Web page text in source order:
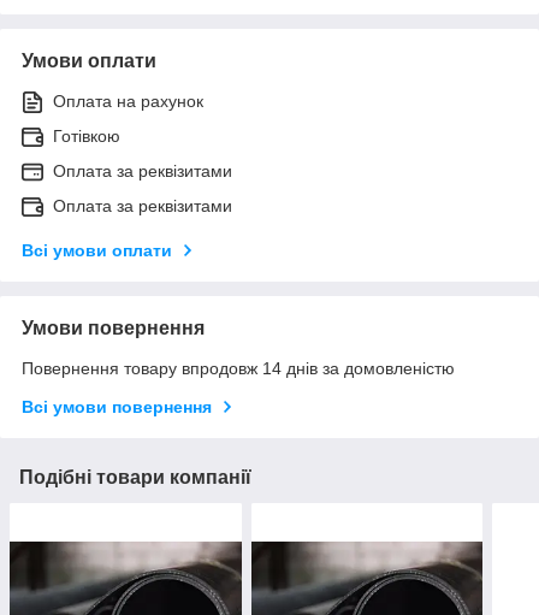
Умови оплати
Оплата на рахунок
Готівкою
Оплата за реквізитами
Оплата за реквізитами
Всі умови оплати
Умови повернення
Повернення товару впродовж 14 днів за домовленістю
Всі умови повернення
Подібні товари компанії